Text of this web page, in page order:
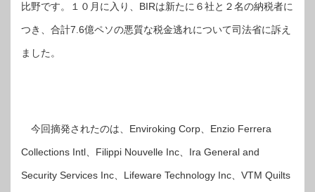
比野です。１０月に入り、BIRは新たに６社と２名の納税者に
つき、合計7.6億ペソの悪質な税金逃れについて司法省に訴え
ました。
今回摘発されたのは、Enviroking Corp、Enzio Ferrera
Collections Intl、Filippi Nouvelle Inc、Ira General and
Security Services Inc、Lifeware Technology Inc、VTM Quilts